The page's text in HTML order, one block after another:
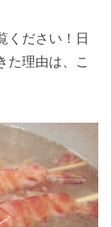
ください！日
た理由は、こ